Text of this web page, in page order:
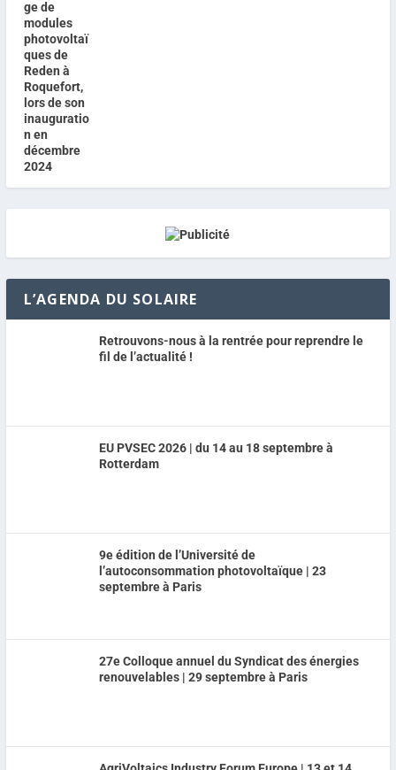
L’AGENDA DU SOLAIRE
Retrouvons-nous à la rentrée pour reprendre le
fil de l’actualité !
EU PVSEC 2026 | du 14 au 18 septembre à
Rotterdam
9e édition de l’Université de
l’autoconsommation photovoltaïque | 23
septembre à Paris
27e Colloque annuel du Syndicat des énergies
renouvelables | 29 septembre à Paris